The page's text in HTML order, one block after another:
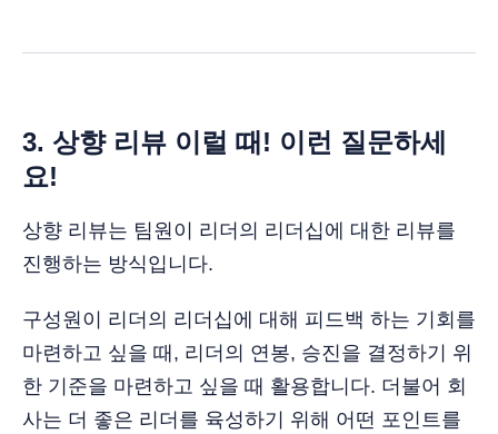
3. 상향 리뷰 이럴 때! 이런 질문하세
요!
상향 리뷰는 팀원이 리더의 리더십에 대한 리뷰를
진행하는 방식입니다.
구성원이 리더의 리더십에 대해 피드백 하는 기회를
마련하고 싶을 때, 리더의 연봉, 승진을 결정하기 위
한 기준을 마련하고 싶을 때 활용합니다. 더불어 회
사는 더 좋은 리더를 육성하기 위해 어떤 포인트를